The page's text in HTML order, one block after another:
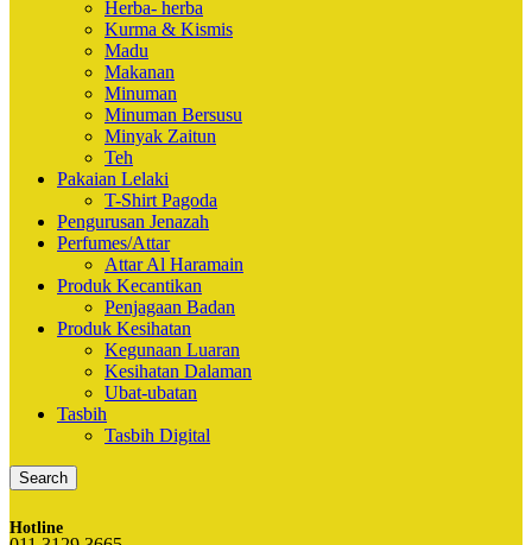
Herba- herba
Kurma & Kismis
Madu
Makanan
Minuman
Minuman Bersusu
Minyak Zaitun
Teh
Pakaian Lelaki
T-Shirt Pagoda
Pengurusan Jenazah
Perfumes/Attar
Attar Al Haramain
Produk Kecantikan
Penjagaan Badan
Produk Kesihatan
Kegunaan Luaran
Kesihatan Dalaman
Ubat-ubatan
Tasbih
Tasbih Digital
Search
Hotline